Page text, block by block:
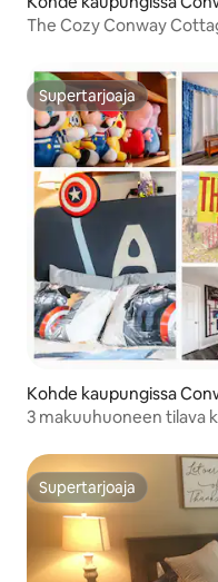
The Cozy Conway
Supertarjoaja
Supertarjoaja
Kohde kaupungissa
3 makuuhuoneen tilava
Supertarjoaja
Supertarjoaja